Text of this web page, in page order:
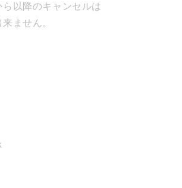
以降のキャンセルは
ません。